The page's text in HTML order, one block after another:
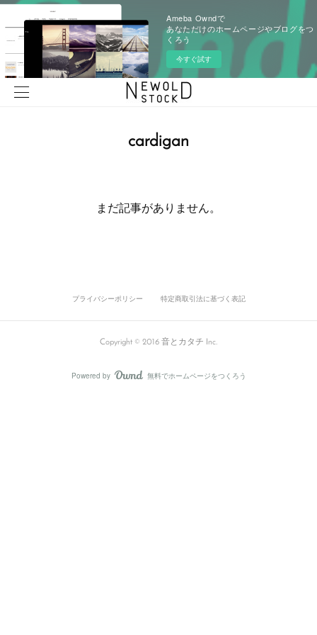
Ameba Owndで
あなただけのホームページやブログをつ
くろう
今すぐ試す
cardigan
まだ記事がありません。
プライバシーポリシー 特定商取引法に基づく表記
Copyright © 2016 音とカタチ Inc.
Powered by AmebaOwnd
無料でホームページをつくろう